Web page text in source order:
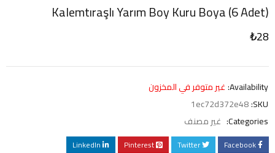
Kalemtıraşlı Yarım Boy Kuru Boya (6 Adet)
₺28
Availability: غير متوفر في المخزون
SKU:
1ec72d372e48
Categories: غير مصنف
Facebook
Twitter
Pinterest
LinkedIn